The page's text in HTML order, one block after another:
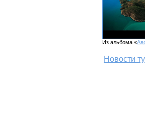
Из альбома «
Новости